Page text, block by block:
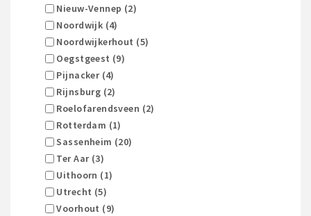
Nieuw-Vennep (2)
Noordwijk (4)
Noordwijkerhout (5)
Oegstgeest (9)
Pijnacker (4)
Rijnsburg (2)
Roelofarendsveen (2)
Rotterdam (1)
Sassenheim (20)
Ter Aar (3)
Uithoorn (1)
Utrecht (5)
Voorhout (9)